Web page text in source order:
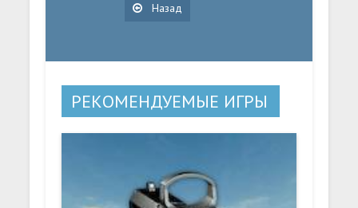
Назад
РЕКОМЕНДУЕМЫЕ ИГРЫ